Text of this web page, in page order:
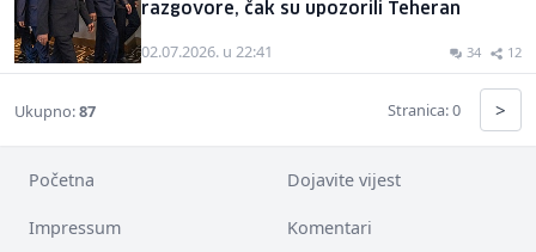
razgovore, čak su upozorili Teheran
02.07.2026. u 22:41 34 12
Ukupno:87 Stranica: 0 >
Početna Dojavite vijest
Impressum Komentari